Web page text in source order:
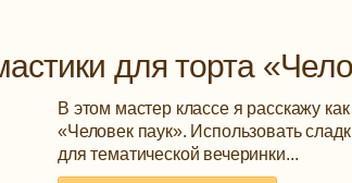
для торта
В этом мастер классе я расскажу
«Человек паук». Использовать
для тематической вечеринки...